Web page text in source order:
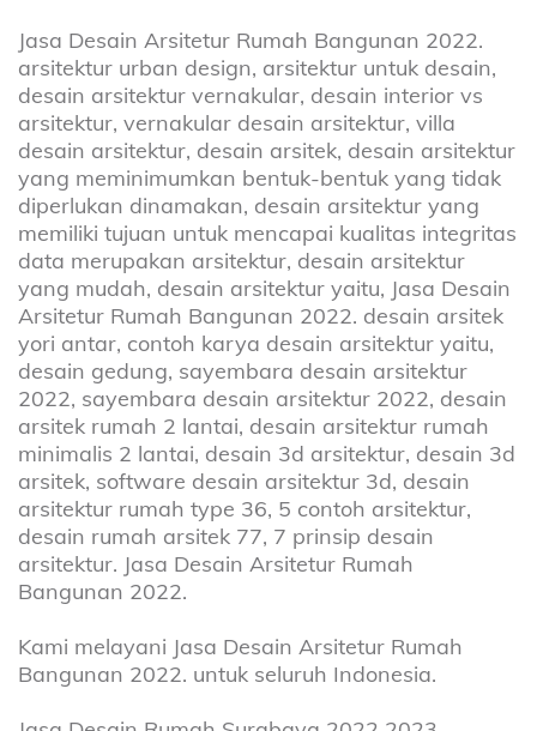
Jasa Desain Arsitetur Rumah Bangunan 2022.
arsitektur urban design, arsitektur untuk desain,
desain arsitektur vernakular, desain interior vs
arsitektur, vernakular desain arsitektur, villa
desain arsitektur, desain arsitek, desain arsitektur
yang meminimumkan bentuk-bentuk yang tidak
diperlukan dinamakan, desain arsitektur yang
memiliki tujuan untuk mencapai kualitas integritas
data merupakan arsitektur, desain arsitektur
yang mudah, desain arsitektur yaitu, Jasa Desain
Arsitetur Rumah Bangunan 2022. desain arsitek
yori antar, contoh karya desain arsitektur yaitu,
desain gedung, sayembara desain arsitektur
2022, sayembara desain arsitektur 2022, desain
arsitek rumah 2 lantai, desain arsitektur rumah
minimalis 2 lantai, desain 3d arsitektur, desain 3d
arsitek, software desain arsitektur 3d, desain
arsitektur rumah type 36, 5 contoh arsitektur,
desain rumah arsitek 77, 7 prinsip desain
arsitektur. Jasa Desain Arsitetur Rumah
Bangunan 2022.
Kami melayani Jasa Desain Arsitetur Rumah
Bangunan 2022. untuk seluruh Indonesia.